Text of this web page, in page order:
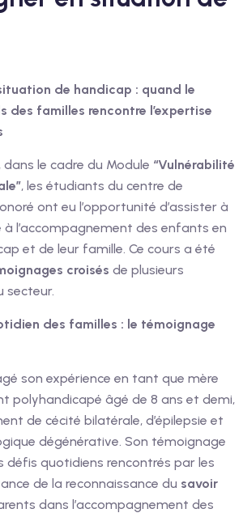
de handicap : quand le
des familles rencontre l’expertise
dans le cadre du Module “Vulnérabilité
, les étudiants du centre de
ont eu l’opportunité d’assister à
à l’accompagnement des enfants en
et de leur famille. Ce cours a été
croisés de plusieurs
secteur.
des familles : le témoignage
son expérience en tant que mère
polyhandicapé âgé de 8 ans et demi,
de cécité bilatérale, d’épilepsie et
dégénérative. Son témoignage
défis quotidiens rencontrés par les
de la reconnaissance du savoir
dans l’accompagnement des